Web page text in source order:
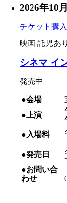
2026年10
チケット購入
映画 託児あり
シネマ イ
発売中
●会場
●上演
●入場料
●発売日
●お問い合
わせ